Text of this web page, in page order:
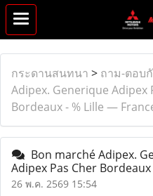
กระดานสนทนา > ถาม-ตอบ
Adipex. Generique Adipex
Bordeaux - % Lille —
Bon marché Adipex.
Adipex Pas Cher
26 พ.ค. 2569 15:54